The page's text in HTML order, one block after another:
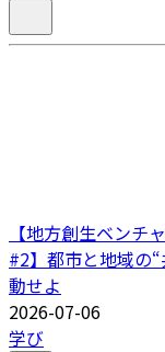
【地方創生ベンチ
#2】都市と地域の
動せよ
2026-07-06
学び